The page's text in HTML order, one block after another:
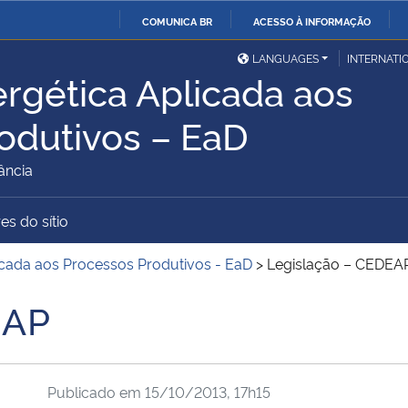
O
CONTEÚDO
COMUNICA BR ACESSO À INFORMAÇÃO
Ministério da Defesa
Ministério das Relações
Exteriores
Ministério da Cidadania Ministério da Saúde
Advocacia-Geral da União
LANGUAGES
Aplicada aos
– EaD
do sítio
aos Processos Produtivos - EaD > Legislação –
Publicado em 15/10/2013, 17h15